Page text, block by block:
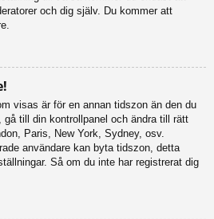
och dig själv. Du kommer att
visas är för en annan tidszon än den du
gå till din kontrollpanel och ändra till rätt
Paris, New York, Sydney, osv.
användare kan byta tidszon, detta
Så om du inte har registrerat dig